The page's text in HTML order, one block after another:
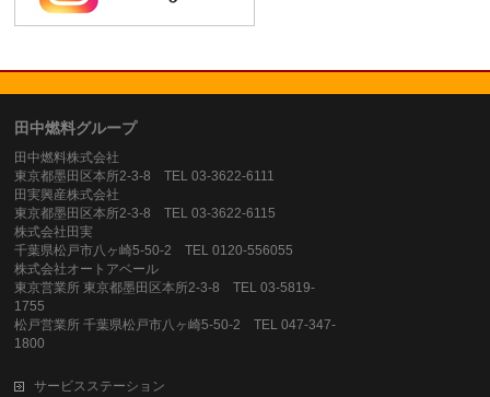
田中燃料グループ
田中燃料株式会社
東京都墨田区本所2-3-8 TEL 03-3622-6111
田実興産株式会社
東京都墨田区本所2-3-8 TEL 03-3622-6115
株式会社田実
千葉県松戸市八ヶ崎5-50-2 TEL 0120-556055
株式会社オートアベール
東京営業所 東京都墨田区本所2-3-8 TEL 03-5819-
1755
松戸営業所 千葉県松戸市八ヶ崎5-50-2 TEL 047-347-
1800
サービスステーション